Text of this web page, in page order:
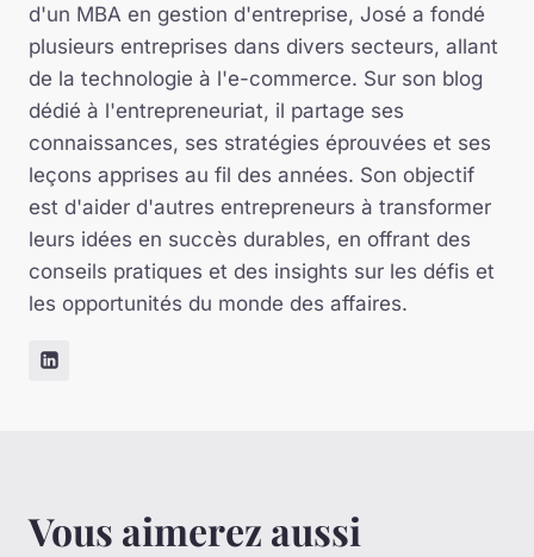
d'un MBA en gestion d'entreprise, José a fondé
plusieurs entreprises dans divers secteurs, allant
de la technologie à l'e-commerce. Sur son blog
dédié à l'entrepreneuriat, il partage ses
connaissances, ses stratégies éprouvées et ses
leçons apprises au fil des années. Son objectif
est d'aider d'autres entrepreneurs à transformer
leurs idées en succès durables, en offrant des
conseils pratiques et des insights sur les défis et
les opportunités du monde des affaires.
Vous aimerez aussi